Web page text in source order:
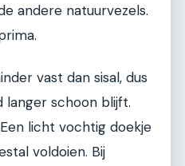
andere natuurvezels.
vast dan sisal, dus
schoon blijft.
Een licht vochtig doekje
voldoien. Bij